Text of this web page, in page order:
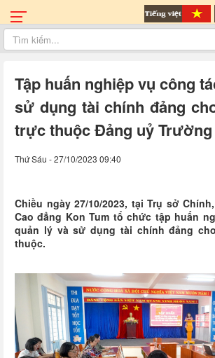
Tập huấn nghiệp vụ công
sử dụng tài chính đảng
trực thuộc Đảng uỷ Trường
Thứ Sáu - 27/10/2023 09:40
Chiều ngày 27/10/2023, tại Trụ sở
Cao đẳng Kon Tum tổ chức tập huấn
quản lý và sử dụng tài chính đảng
thuộc.